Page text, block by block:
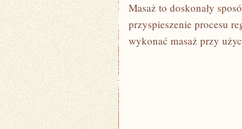
Masaż ​to doskonały
przyspieszenie⁣ procesu
wykonać masaż przy